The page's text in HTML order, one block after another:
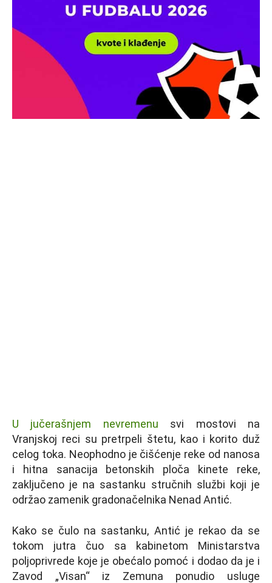
U jučerašnjem nevremenu svi mostovi na
Vranjskoj reci su pretrpeli štetu, kao i korito duž
celog toka. Neophodno je čišćenje reke od nanosa
i hitna sanacija betonskih ploča kinete reke,
zaključeno je na sastanku stručnih službi koji je
održao zamenik gradonačelnika Nenad Antić.
Kako se čulo na sastanku, Antić je rekao da se
tokom jutra čuo sa kabinetom Ministarstva
poljoprivrede koje je obećalo pomoć i dodao da je i
Zavod „Visan“ iz Zemuna ponudio usluge